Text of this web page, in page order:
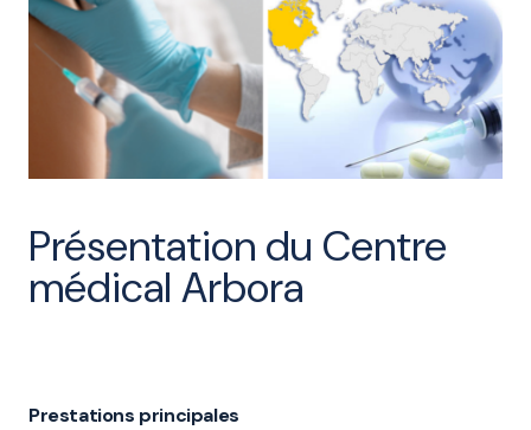
Présentation du Centre
médical Arbora
Prestations principales